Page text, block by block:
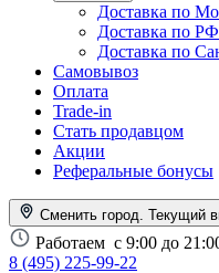
Доставка по
Доставка по
Доставка по
Самовывоз
Оплата
Trade-in
Стать продавцом
Акции
Реферальные бонусы
Сменить город. Текущий
Работаем с 9:00 до
8 (495) 225-99-22